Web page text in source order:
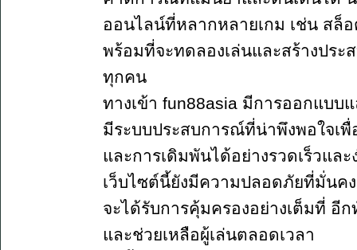
ออนไลน์ที่หลากหลายเกม เช่น สล็
พร้อมที่จะทดลองเล่นและสร้างปร
ทุกคน
ทางเข้า fun88asia มีการออกแบบ
มีระบบประสบการณ์ที่น่าพึงพอใจเพื่
และการเดิมพันได้อย่างรวดเร็วและ
เว็บไซต์นี้ยังมีความปลอดภัยที่มั่นค
จะได้รับการคุ้มครองอย่างเต็มที่ อี
และช่วยเหลือผู้เล่นตลอดเวลา